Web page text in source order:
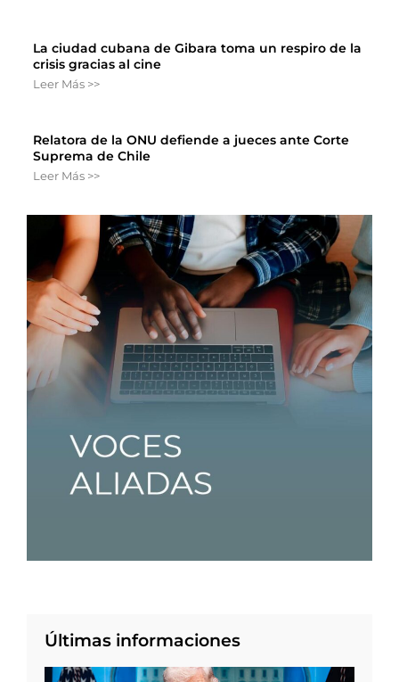
La ciudad cubana de Gibara toma un respiro de la
crisis gracias al cine
Leer Más >>
Relatora de la ONU defiende a jueces ante Corte
Suprema de Chile
Leer Más >>
Últimas informaciones